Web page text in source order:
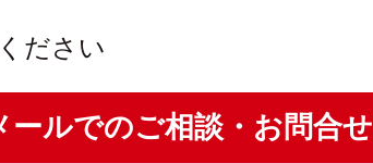
ださい
ールでのご相談・お問合せ